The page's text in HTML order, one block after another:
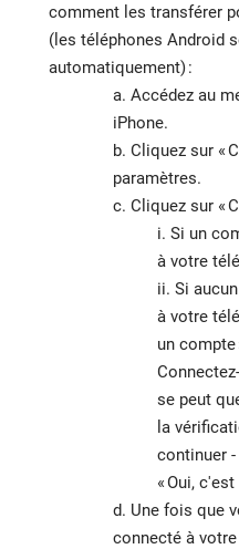
comment les transférer
(les téléphones Android
automatiquement) :
a. Accédez au
iPhone.
b. Cliquez sur «
paramètres.
c. Cliquez sur «
i. Si un
à votre
ii. Si
à votre
un compte
se peut
la
continuer
« Oui, c'est
d. Une fois que
connecté à